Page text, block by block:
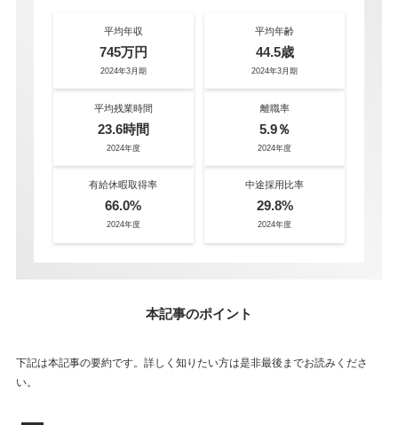
平均年収
745万円
2024年3月期
平均年齢
44.5歳
2024年3月期
平均残業時間
23.6時間
2024年度
離職率
5.9％
2024年度
有給休暇取得率
66.0%
2024年度
中途採用比率
29.8%
2024年度
本記事のポイント
下記は本記事の要約です。詳しく知りたい方は是非最後までお読みくださ
い。